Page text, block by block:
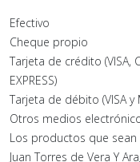
Efectivo
Cheque propio
Tarjeta de crédito (VISA,
EXPRESS)
Tarjeta de débito (VISA y
Otros medios
Los productos que
Juan Torres de Vera Y